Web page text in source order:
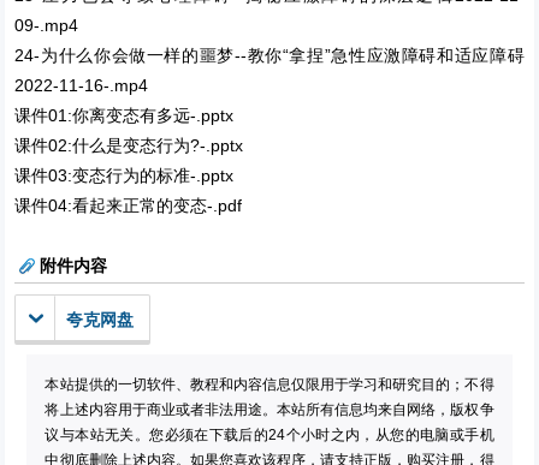
09-.mp4
24-为什么你会做一样的噩梦--教你“拿捏”急性应激障碍和适应障碍
2022-11-16-.mp4
课件01:你离变态有多远-.pptx
课件02:什么是变态行为?-.pptx
课件03:变态行为的标准-.pptx
课件04:看起来正常的变态-.pdf
附件内容
夸克网盘
本站提供的一切软件、教程和内容信息仅限用于学习和研究目的；不得
将上述内容用于商业或者非法用途。本站所有信息均来自网络，版权争
议与本站无关。您必须在下载后的24个小时之内，从您的电脑或手机
中彻底删除上述内容。如果您喜欢该程序，请支持正版，购买注册，得